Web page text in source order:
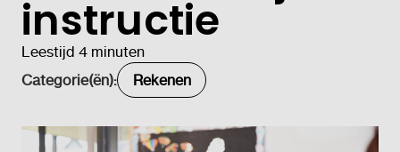
instructie
Leestijd 4 minuten
Categorie(ën):
Rekenen